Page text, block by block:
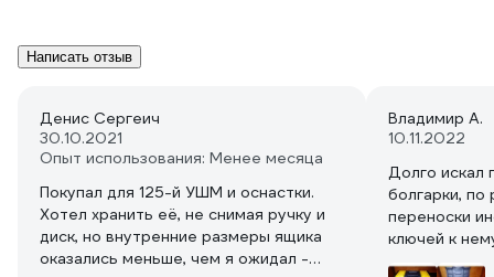
Написать отзыв
Денис Сергеич
30.10.2021
Опыт использования: Менее месяца
Покупал для 125-й УШМ и оснастки.
Хотел хранить её, не снимая ручку и
диск, но внутренние размеры ящика
оказались меньше, чем я ожидал -
Владимир А.
10.11.2022
Долго искал
болгарки,
переноски
ключей к
там